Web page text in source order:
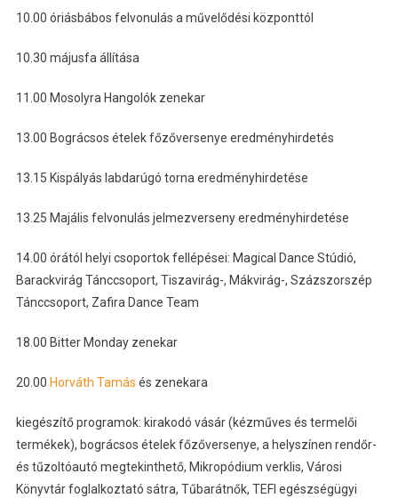
10.00 óriásbábos felvonulás a művelődési központtól
10.30 májusfa állítása
11.00 Mosolyra Hangolók zenekar
13.00 Bográcsos ételek főzőversenye eredményhirdetés
13.15 Kispályás labdarúgó torna eredményhirdetése
13.25 Majális felvonulás jelmezverseny eredményhirdetése
14.00 órától helyi csoportok fellépései: Magical Dance Stúdió,
Barackvirág Tánccsoport, Tiszavirág-, Mákvirág-, Százszorszép
Tánccsoport, Zafira Dance Team
18.00 Bitter Monday zenekar
20.00 Horváth Tamás és zenekara
kiegészítő programok: kirakodó vásár (kézműves és termelői
termékek), bográcsos ételek főzőversenye, a helyszínen rendőr-
és tűzoltóautó megtekinthető, Mikropódium verklis, Városi
Könyvtár foglalkoztató sátra, Tűbarátnők, TEFI egészségügyi